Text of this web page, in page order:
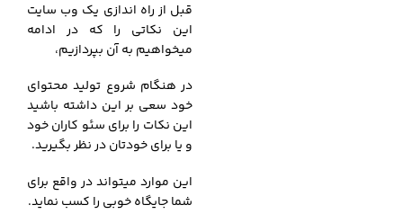
قبل از راه اندازی یک وب سایت
این نکاتی را که در ادامه
میخواهیم به آن بپردازیم،
در هنگام شروع تولید محتوای
خود سعی بر این داشته باشید
این نکات را برای سئو کاران خود
و یا برای خودتان در نظر بگیرید.
این موارد میتواند در واقع برای
شما جایگاه خوبی را کسب نماید.